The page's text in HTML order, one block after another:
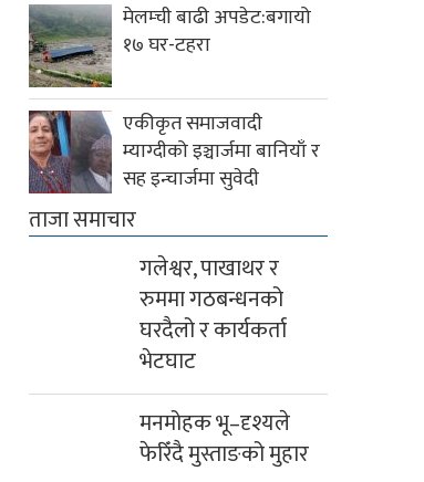
मेलम्ची बाढी अपडेट:बगायो
१७ घर-टहरा
एकीकृत समाजवादी
म्याग्दीको इञ्चार्जमा बानियाँ र
सह इन्चार्जमा सुवेदी
ताजा समाचार
गलेश्वर, पाखाथर र
रुममा गठबन्धनको
घरदैलो र कार्यकर्ता
भेटघाट
मनमोहक भू–दृश्यले
फेरिँदै मुस्ताङको मुहार